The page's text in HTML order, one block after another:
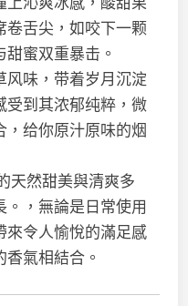
卷舌尖，如咬下一颗
蜜双重暴击。
风味，带着岁月沉淀
受到其浓郁纯粹，微
给你原汁原味的烟
天然甜美與清爽多
。，無論是日常使用
來令人愉悅的滿足感
氣相結合。